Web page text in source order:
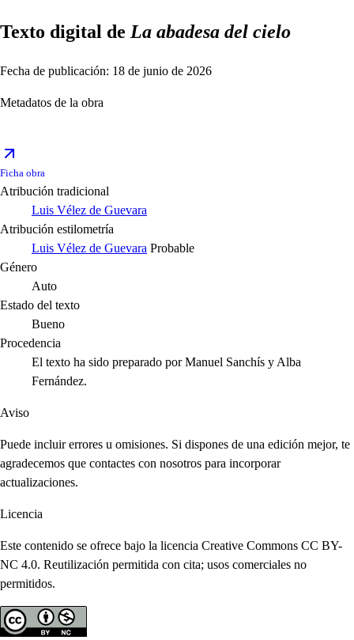
Texto digital de La abadesa del cielo
Fecha de publicación: 18 de junio de 2026
Metadatos de la obra
Ficha obra
Atribución tradicional
Luis Vélez de Guevara
Atribución estilometría
Luis Vélez de Guevara Probable
Género
Auto
Estado del texto
Bueno
Procedencia
El texto ha sido preparado por Manuel Sanchís y Alba
Fernández.
Aviso
Puede incluir errores u omisiones. Si dispones de una edición mejor, te
agradecemos que contactes con nosotros para incorporar
actualizaciones.
Licencia
Este contenido se ofrece bajo la licencia Creative Commons CC BY-
NC 4.0. Reutilización permitida con cita; usos comerciales no
permitidos.